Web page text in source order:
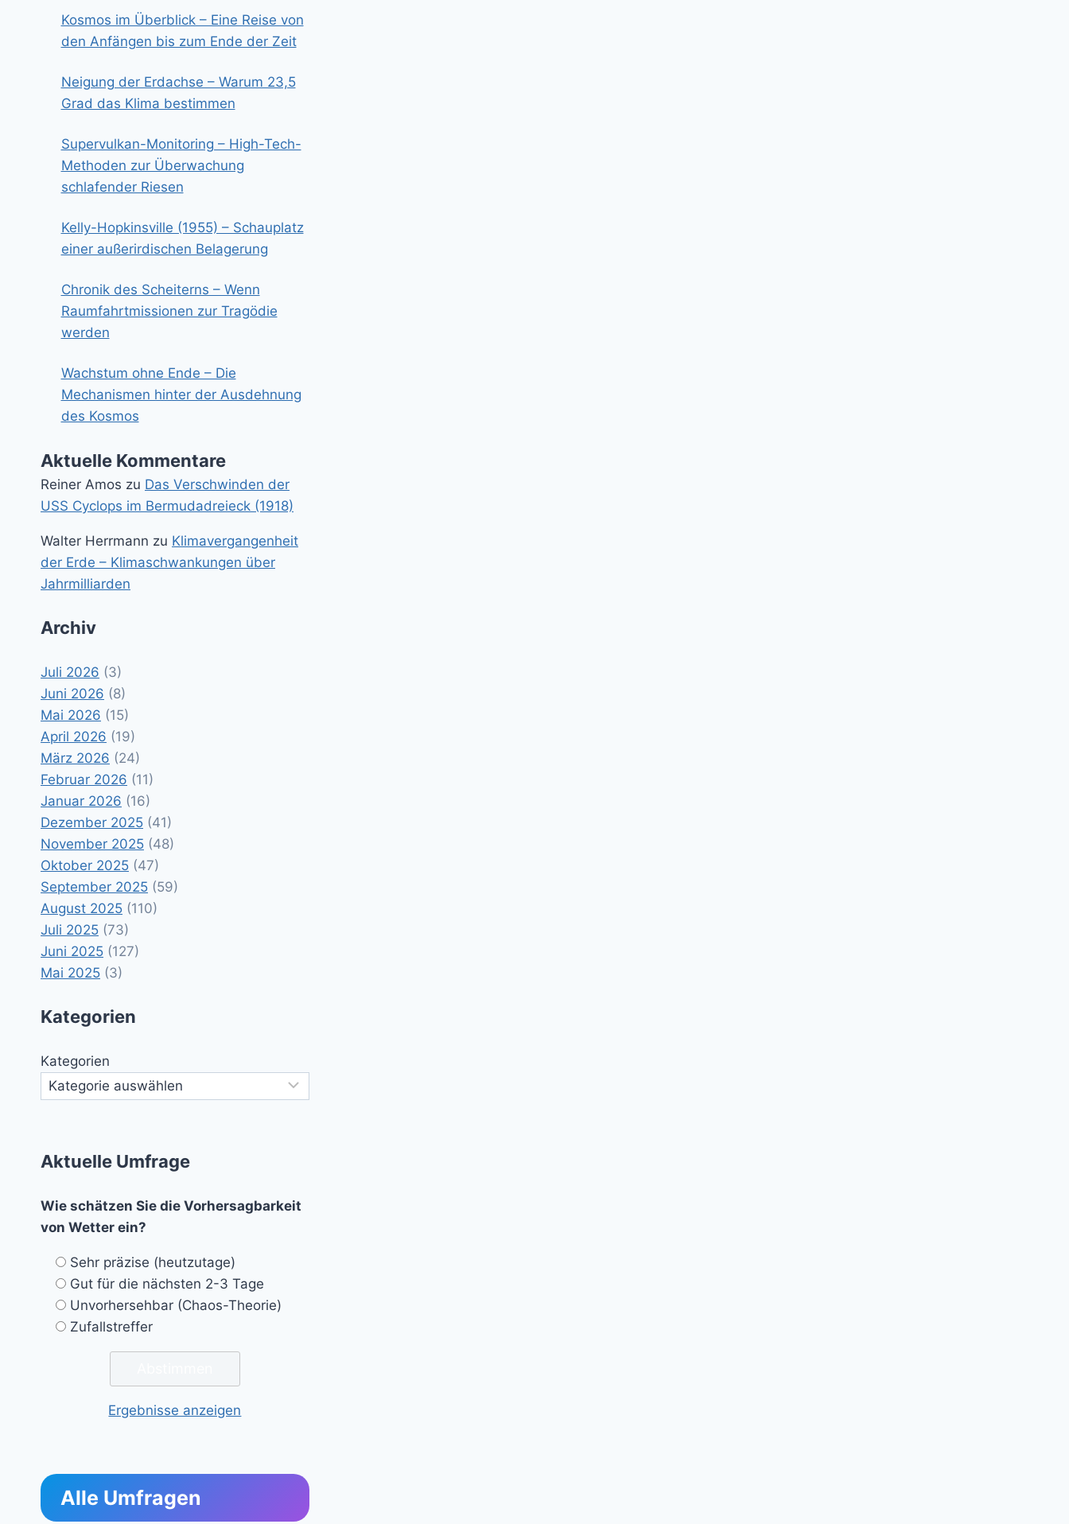
Kosmos im Überblick – Eine Reise von
den Anfängen bis zum Ende der Zeit
Neigung der Erdachse – Warum 23,5
Grad das Klima bestimmen
Supervulkan-Monitoring – High-Tech-
Methoden zur Überwachung
schlafender Riesen
Kelly-Hopkinsville (1955) – Schauplatz
einer außerirdischen Belagerung
Chronik des Scheiterns – Wenn
Raumfahrtmissionen zur Tragödie
werden
Wachstum ohne Ende – Die
Mechanismen hinter der Ausdehnung
des Kosmos
Aktuelle Kommentare
Reiner Amos zu Das Verschwinden der
USS Cyclops im Bermudadreieck (1918)
Walter Herrmann zu Klimavergangenheit
der Erde – Klimaschwankungen über
Jahrmilliarden
Archiv
Juli 2026 (3)
Juni 2026 (8)
Mai 2026 (15)
April 2026 (19)
März 2026 (24)
Februar 2026 (11)
Januar 2026 (16)
Dezember 2025 (41)
November 2025 (48)
Oktober 2025 (47)
September 2025 (59)
August 2025 (110)
Juli 2025 (73)
Juni 2025 (127)
Mai 2025 (3)
Kategorien
Kategorien
Aktuelle Umfrage
Wie schätzen Sie die Vorhersagbarkeit
von Wetter ein?
Sehr präzise (heutzutage)
Gut für die nächsten 2-3 Tage
Unvorhersehbar (Chaos-Theorie)
Zufallstreffer
Ergebnisse anzeigen
Alle Umfragen